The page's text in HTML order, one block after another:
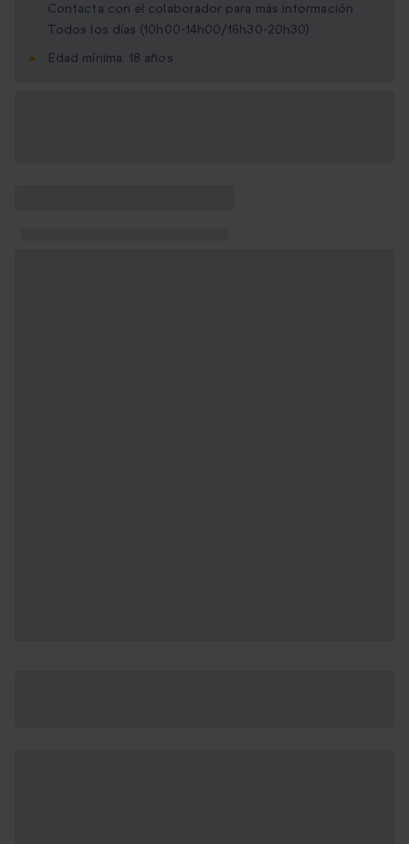
Contacta con el colaborador para más información
Todos los días (10h00-14h00/16h30-20h30)
Edad mínima: 18 años